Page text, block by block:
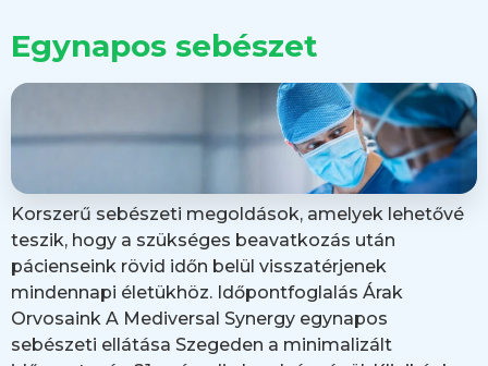
Egynapos sebészet
Korszerű sebészeti megoldások, amelyek lehetővé
teszik, hogy a szükséges beavatkozás után
pácienseink rövid időn belül visszatérjenek
mindennapi életükhöz. Időpontfoglalás Árak
Orvosaink A Mediversal Synergy egynapos
sebészeti ellátása Szegeden a minimalizált